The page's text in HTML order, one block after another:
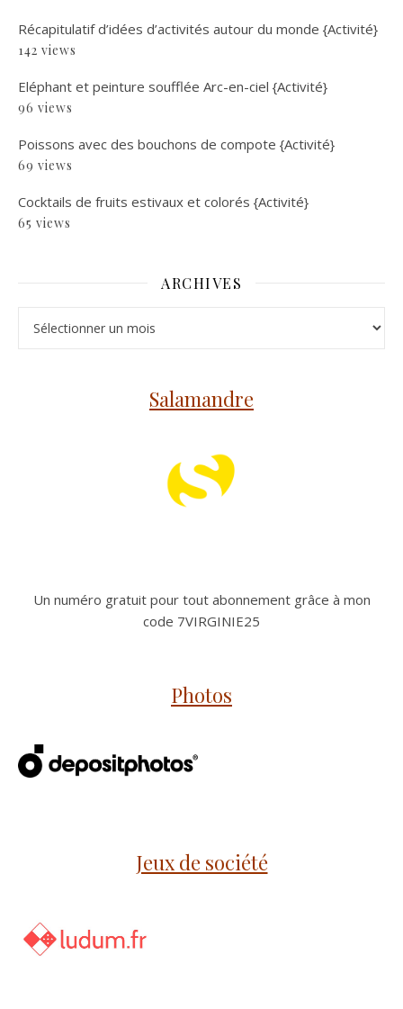
Récapitulatif d’idées d’activités autour du monde {Activité}
142 views
Eléphant et peinture soufflée Arc-en-ciel {Activité}
96 views
Poissons avec des bouchons de compote {Activité}
69 views
Cocktails de fruits estivaux et colorés {Activité}
65 views
ARCHIVES
Salamandre
Un numéro gratuit pour tout abonnement grâce à mon
code 7VIRGINIE25
Photos
Jeux de société